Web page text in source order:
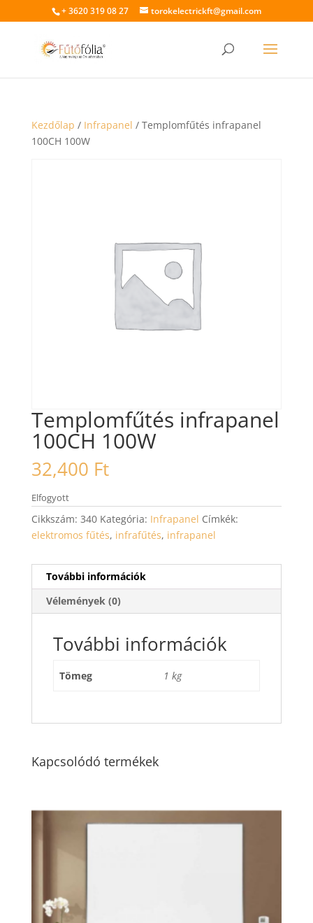
+ 3620 319 08 27 torokelectrickft@gmail.com
Kezdőlap / Infrapanel / Templomfűtés infrapanel
100CH 100W
Templomfűtés infrapanel
100CH 100W
32,400 Ft
Elfogyott
Cikkszám: 340 Kategória: Infrapanel Címkék:
elektromos fűtés, infrafűtés, infrapanel
További információk
Vélemények (0)
További információk
Tömeg 1 kg
Kapcsolódó termékek